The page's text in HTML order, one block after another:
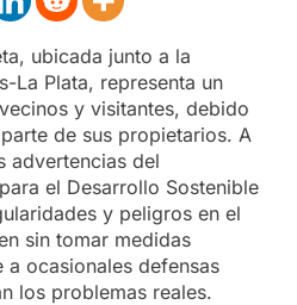
ubicada junto a la
La Plata, representa un
y visitantes, debido
de sus propietarios. A
advertencias del
el Desarrollo Sostenible
y peligros en el
sin tomar medidas
ocasionales defensas
los problemas reales.